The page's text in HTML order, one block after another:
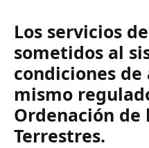
Los servicios
sometidos al
condiciones
mismo
Ordenación de
Terrestres.